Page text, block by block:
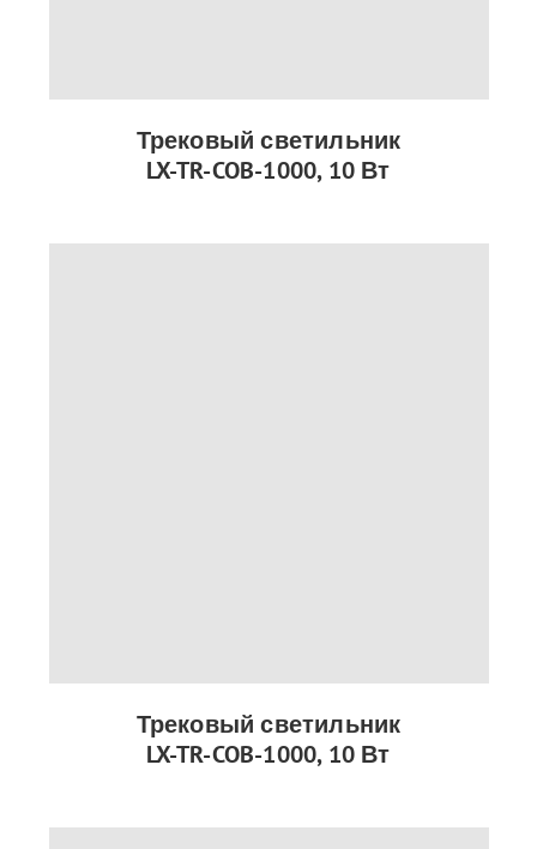
Трековый светильник
LX-TR-COB-1000, 10 Вт
Трековый светильник
LX-TR-COB-1000, 10 Вт